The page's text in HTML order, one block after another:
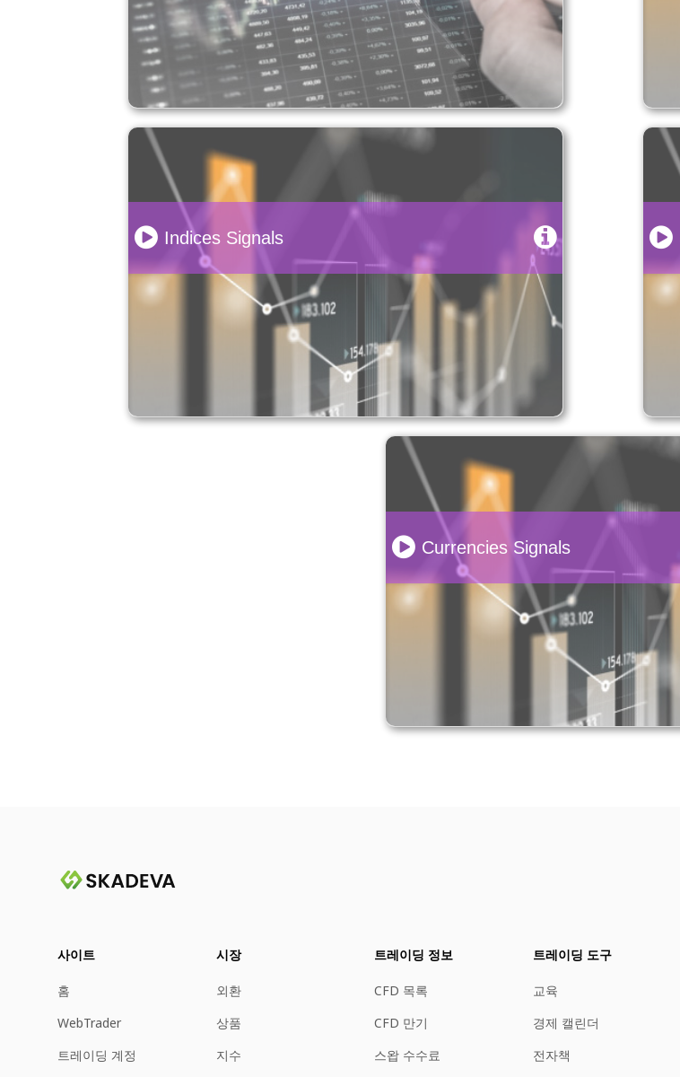
Indices Signals
Currencies Signals
사이트
홈
WebTrader
트레이딩 계정
시장
외환
상품
지수
트레이딩 정보
CFD 목록
CFD 만기
스왑 수수료
트레이딩 도구
교육
경제 캘린더
전자책